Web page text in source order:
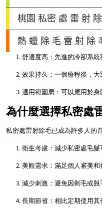
舒適度高：先進的冷卻系統
效果持久：一個療程後，大
適用範圍廣：可以應用於身
為什麼選擇私密處
私密處雷射除毛已成為許多人的
衛生考慮：減少私密處毛髮
美觀需求：滿足個人審美和
減少刺激：避免因剃毛或脫
長期節省：相比定期使用其